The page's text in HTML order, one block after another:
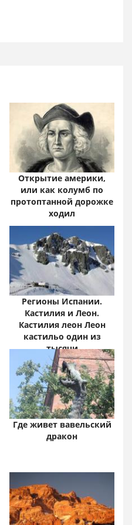
Открытие америки,
или как колумб по
протоптанной дорожке
ходил
Регионы Испании.
Кастилия и Леон.
Кастилия леон Леон
кастильо один из
тысячи
Где живет вавельский
дракон